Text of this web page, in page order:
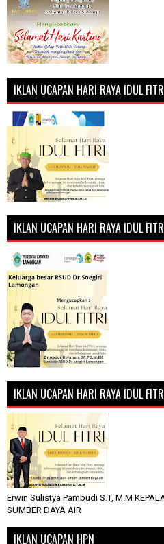
IKLAN UCAPAN HARI RAYA IDUL
IKLAN UCAPAN HARI RAYA IDUL
IKLAN UCAPAN HARI RAYA IDUL
Erwin Sulistya Pambudi S.T, M.M
SUMBER DAYA AIR
IKLAN UCAPAN HPN